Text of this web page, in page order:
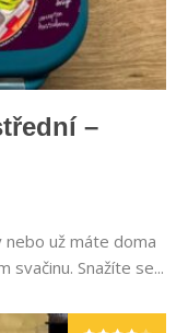
–
už máte doma
Snažíte se...